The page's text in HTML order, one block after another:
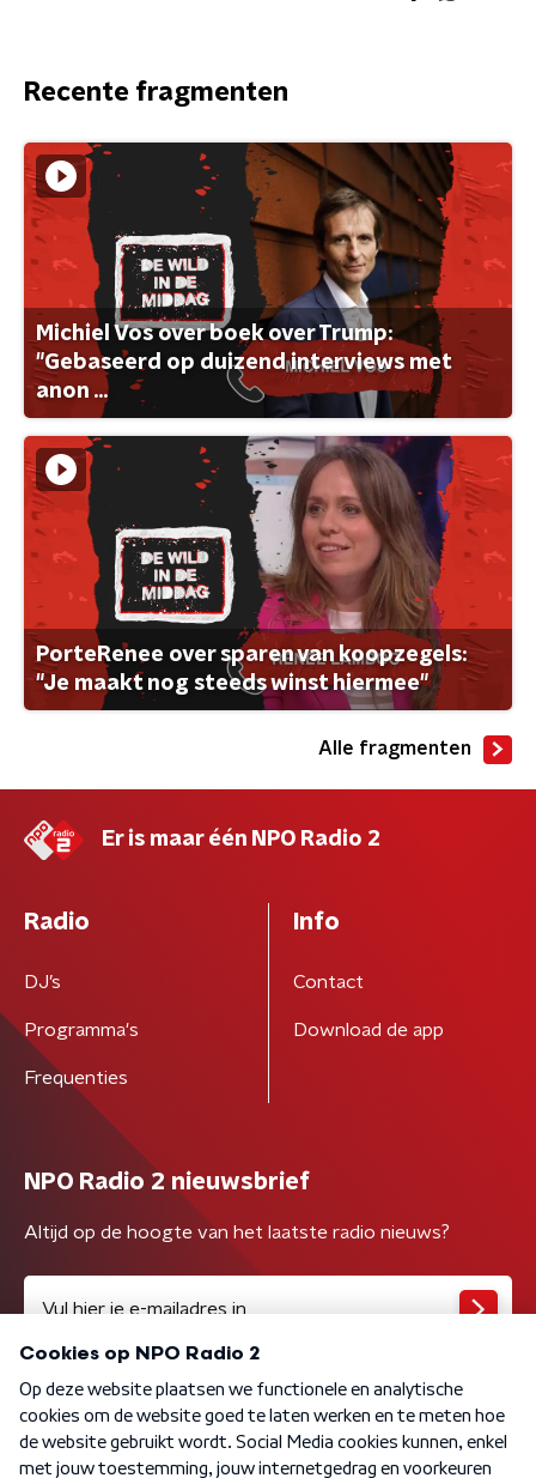
Recente fragmenten
Michiel Vos over boek over Trump:
"Gebaseerd op duizend interviews met
anon ...
PorteRenee over sparen van koopzegels:
"Je maakt nog steeds winst hiermee"
Alle fragmenten
Er is maar één NPO Radio 2
Radio
DJ’s
Programma's
Frequenties
Info
Contact
Download de app
NPO Radio 2 nieuwsbrief
Altijd op de hoogte van het laatste radio nieuws?
Algemene voorwaarden